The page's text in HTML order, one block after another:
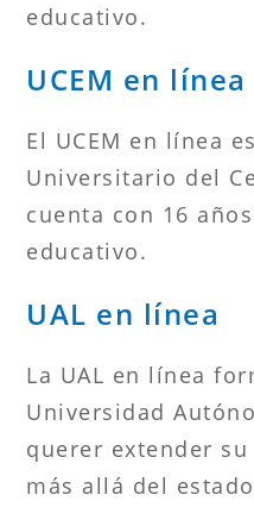
educativo.
UCEM en línea
El UCEM en línea
Universitario del
cuenta con 16
educativo.
UAL en línea
La UAL en línea
Universidad
querer extender
más allá del